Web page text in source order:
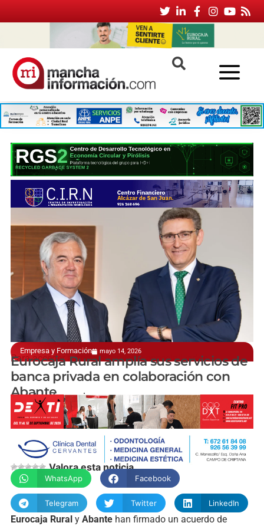
Empresa y Formación mayo 14, 2026
Para acceder a nuevos servicios especializados
Eurocaja Rural amplía sus servicios de
banca privada en colaboración con
Abante
manchainformacion.com
Valora esta noticia
WhatsApp Facebook
Telegram Twitter LinkedIn
Eurocaja Rural y Abantehan firmado un acuerdo de